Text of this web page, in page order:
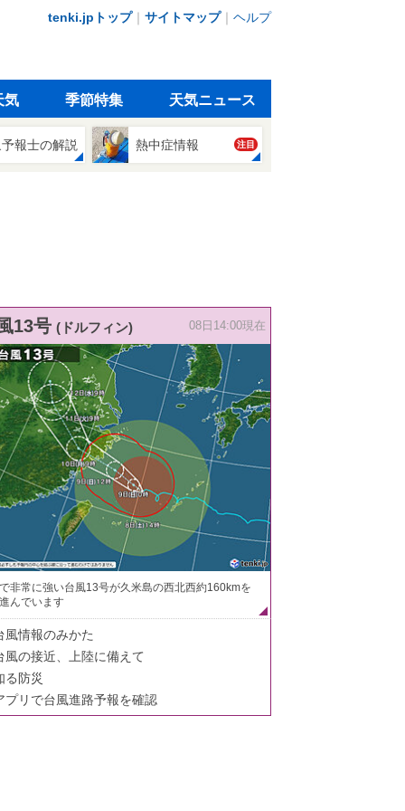
tenki.jpトップ｜ サイトマップ｜ ヘルプ
気 季節特集 天気ニュース
報士の解説 熱中症情報 注目
13号 (ドルフィン) 08日14:00現在
非常に強い台風13号が久米島の西北西約160kmを
んでいます
風情報のみかた
風の接近、上陸に備えて
る防災
プリで台風進路予報を確認